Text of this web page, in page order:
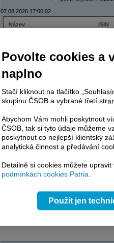
07.08.2026 17:00:02
Název
ISIN
PHILIP MORRIS ČR
ERSTE BANK
AD index - vývoj
select
Povolte cookies a
naplno
Stačí kliknout na tlačítko
skupinu ČSOB a vybrané třetí
Abychom Vám mohli poskytnout
ČSOB, tak si tyto údaje můžeme
poskytnout co nejlepší klientský
analytická činnost a předávání
Detailně si cookies můžete
podmínkách cookies Patria.
Použít jen